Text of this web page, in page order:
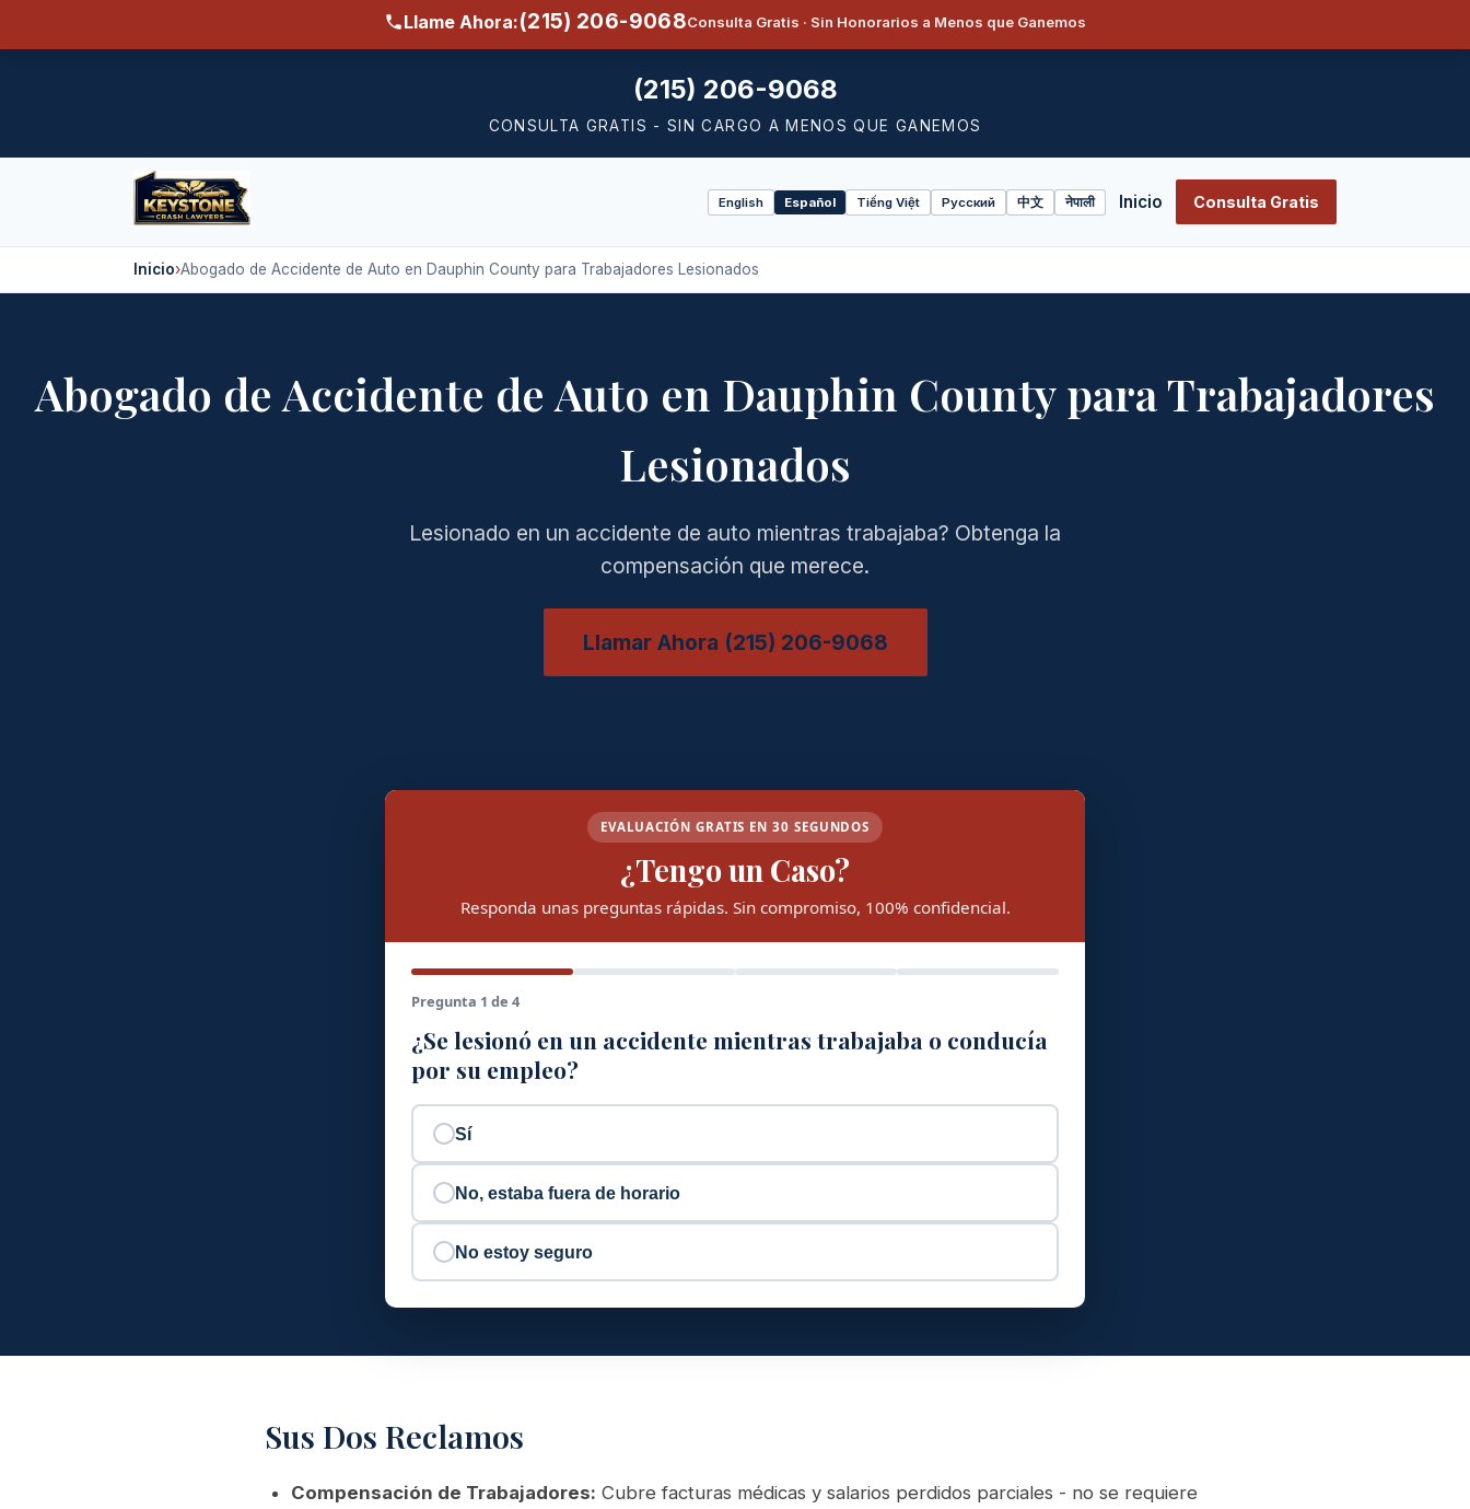
Llame Ahora:(215) 206-9068Consulta Gratis · Sin Honorarios a Menos que Ganemos
(215) 206-9068
CONSULTA GRATIS - SIN CARGO A MENOS QUE GANEMOS
Select
language
English Español Tiếng Việt Русский 中文 नेपाली Inicio Consulta Gratis
Inicio›Abogado de Accidente de Auto en Dauphin County para Trabajadores Lesionados
Abogado de Accidente de Auto en Dauphin County para Trabajadores
Lesionados
Lesionado en un accidente de auto mientras trabajaba? Obtenga la
compensación que merece.
Llamar Ahora (215) 206-9068
EVALUACIÓN GRATIS EN 30 SEGUNDOS
¿Tengo un Caso?
Responda unas preguntas rápidas. Sin compromiso, 100% confidencial.
Pregunta 1 de 4
¿Se lesionó en un accidente mientras trabajaba o conducía
por su empleo?
Sí
No, estaba fuera de horario
No estoy seguro
Sus Dos Reclamos
Compensación de Trabajadores: Cubre facturas médicas y salarios perdidos parciales - no se requiere